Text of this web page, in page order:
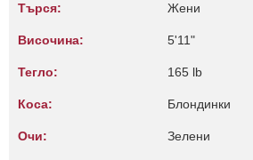
Търся: Жени
Височина: 5'11"
Тегло: 165 lb
Коса: Блондинки
Очи: Зелени